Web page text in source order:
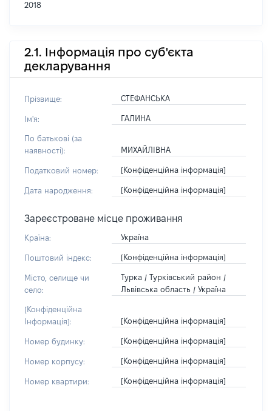
2018
2.1. Інформація про суб'єкта
декларування
Прізвище: СТЕФАНСЬКА
Ім'я: ГАЛИНА
По батькові (за
наявності):
МИХАЙЛІВНА
Податковий номер: [Конфіденційна інформація]
Дата народження: [Конфіденційна інформація]
Зареєстроване місце проживання
Країна: Україна
Поштовий індекс: [Конфіденційна інформація]
Місто, селище чи
село:
Турка / Турківський район /
Львівська область / Україна
[Конфіденційна
Інформація]:
[Конфіденційна інформація]
Номер будинку: [Конфіденційна інформація]
Номер корпусу: [Конфіденційна інформація]
Номер квартири: [Конфіденційна інформація]